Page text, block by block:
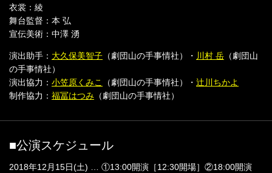
衣裳：綾
舞台監督：本 弘
宣伝美術：中澤 湧
演出助手： 大久保美智子 （劇団山の手事情社）・ 川村 岳 （劇団山
の手事情社）
演出協力： 小笠原くみこ （劇団山の手事情社）・ 辻川ちかよ
制作協力： 福冨はつみ （劇団山の手事情社）
■公演スケジュール
2018年12月15日(土) … ①13:00開演［12:30開場］②18:00開演